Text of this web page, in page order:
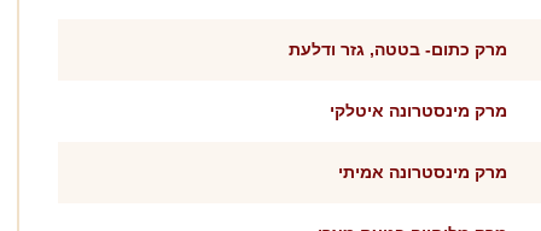
מרק כתום- בטטה, גזר ודלעת
מרק מינסטרונה איטלקי
מרק מינסטרונה אמיתי